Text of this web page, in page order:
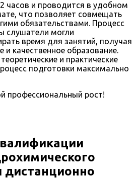
часов и проводится в удобном
что позволяет совмещать
обязательствами. Процесс
слушатели могли
время для занятий, получая
и качественное образование.
и практические
подготовки максимально
профессиональный рост!
дистанционно